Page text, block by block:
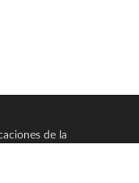
de la